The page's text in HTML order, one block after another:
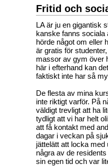
Fritid och
LA är ju en gigantisk
kanske fanns sociala
hörde något om eller
är gratis för
massor av gym över
här i efterhand kan
faktiskt inte har så
De flesta av mina
inte riktigt varför. På
väldigt trevligt att ha
tydligt att vi har helt
att få kontakt med
dagar i veckan på
jättelätt att locka
några av de
sin egen tid och var